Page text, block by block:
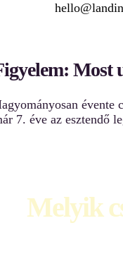
Most
évente
7. éve az esztendő
Melyik